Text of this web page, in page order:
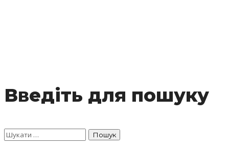
Введіть для пошуку